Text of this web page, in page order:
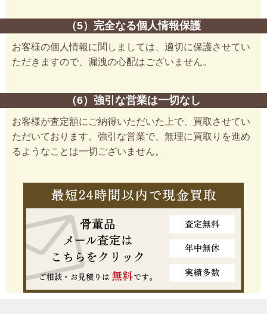
（5）完全なる個人情報保護
お客様の個人情報に関しましては、適切に保護させてい
ただきますので、漏洩の心配はございません。
（6）強引な営業は一切なし
お客様が査定額にご納得いただいた上で、買取させてい
ただいております。強引な営業で、無理に買取りを進め
るようなことは一切ございません。